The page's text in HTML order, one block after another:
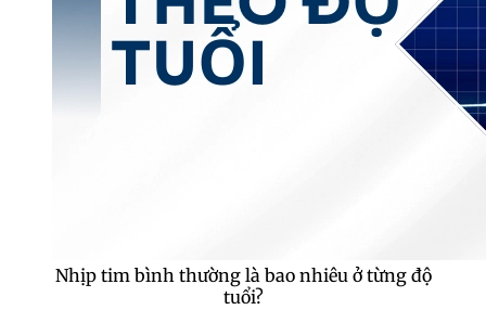
Nhịp tim bình thường là bao nhiêu ở từng độ
tuổi?